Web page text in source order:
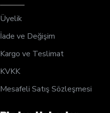
Üyelik
İade ve Değişim
Kargo ve Teslimat
KVKK
Mesafeli Satış Sözleşmesi